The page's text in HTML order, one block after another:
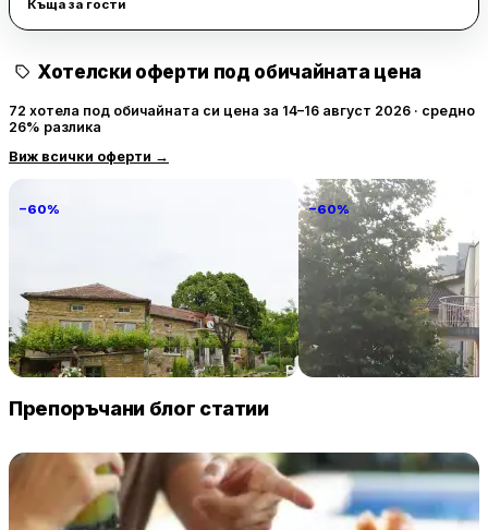
Къща за гости
Хотелски оферти под обичайната цена
72 хотела под обичайната си цена за 14–16 август 2026 · средно
26% разлика
Виж всички оферти →
−60%
Villa Vin Santo
Винарово 89 € / нощувка
−60%
Familia Fantastiko
Китен 60
Препоръчани блог статии